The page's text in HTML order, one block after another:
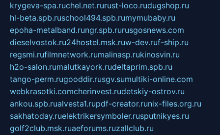
krygeva-spa.ruchel.net.rurust-loco.rudugshop.ru
hl-beta.spb.ruschool494.spb.rumymubaby.ru
epoha-metalband.rungr.spb.rurusgosnews.com
dieselvostok.ru24hostel.msk.ruw-dev.ruf-ship.ru
regsmi.rufilmnetwork.rumalinasp.rukinosvin.ru
h2o-salon.rumalutkayork.rudeltaprim.spb.ru
tango-perm.rugooddir.rusgv.sumultiki-online.com
webkrasotki.comcherinvest.rudetskiy-ostrov.ru
ankou.spb.rualvesta1.rupdf-creator.runix-files.org.ru
sakhatoday.ruelektrikersymboler.rusputnikyes.ru
golf2club.msk.ruaeforums.ruzallclub.ru